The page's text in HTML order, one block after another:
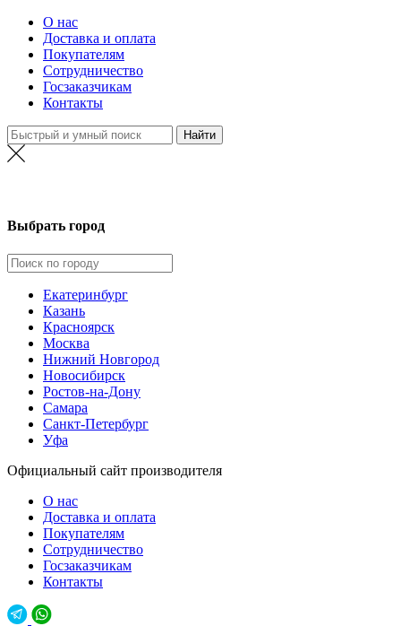
О нас
Доставка и оплата
Покупателям
Сотрудничество
Госзаказчикам
Контакты
Выбрать город
Екатеринбург
Казань
Красноярск
Москва
Нижний Новгород
Новосибирск
Ростов-на-Дону
Самара
Санкт-Петербург
Уфа
Официальный сайт производителя
О нас
Доставка и оплата
Покупателям
Сотрудничество
Госзаказчикам
Контакты